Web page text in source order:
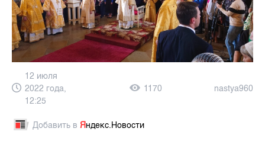
12 июля
2022 года,
12:25
1170 nastya960
Добавить в Яндекс.Новости